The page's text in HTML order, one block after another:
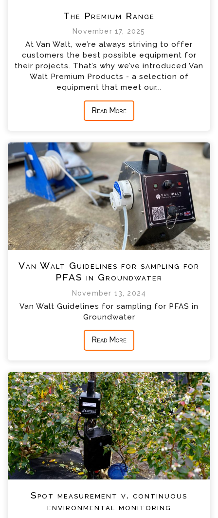
The Premium Range
November 17, 2025
At Van Walt, we’re always striving to offer
customers the best possible equipment for
their projects. That’s why we’ve introduced Van
Walt Premium Products - a selection of
equipment that meet our...
Read More
Van Walt Guidelines for sampling for
PFAS in Groundwater
November 13, 2024
Van Walt Guidelines for sampling for PFAS in
Groundwater
Read More
Spot measurement v. continuous
environmental monitoring